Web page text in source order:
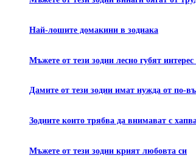
Най-лошите домакини в зодиака
Мъжете от тези зодии лесно губят
Дамите от тези зодии имат нужда от по-
Зодиите които трябва да внимават с
Мъжете от тези зодии крият любовта си